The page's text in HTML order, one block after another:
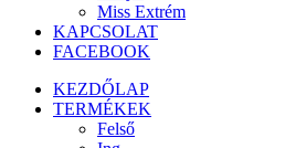
Miss Extrém
KAPCSOLAT
FACEBOOK
KEZDŐLAP
TERMÉKEK
Felső